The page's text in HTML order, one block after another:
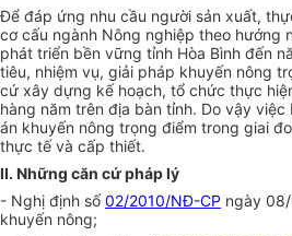
Để đáp ứng nhu cầu người sản xuất,
cơ cấu ngành Nông nghiệp theo hướng
phát triển bền vững tỉnh Hòa Bình đến
tiêu, nhiệm vụ, giải pháp khuyến nông
cứ xây dựng kế hoạch, tổ chức thực
hàng năm trên địa bàn tỉnh. Do vậy
án khuyến nông trọng điểm trong giai
thực tế và cấp thiết.
II. Những căn cứ pháp lý
- Nghị định số02/2010/NĐ-CP ngày
khuyến nông;